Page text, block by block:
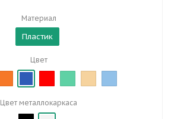
Материал
Пластик
Цвет
Цвет металлокаркаса